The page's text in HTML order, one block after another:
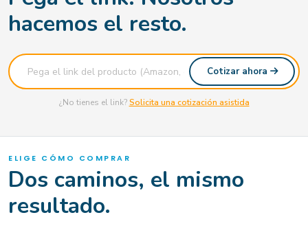
hacemos el resto.
Cotizar ahora
¿No tienes el link?Solicita una cotización asistida
ELIGE CÓMO COMPRAR
Dos caminos, el mismo
resultado.